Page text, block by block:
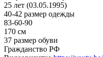
25 лет (03.05.1995)
40-42 размер одежды
83-60-90
170 см
37 размер обуви
Гражданство РФ